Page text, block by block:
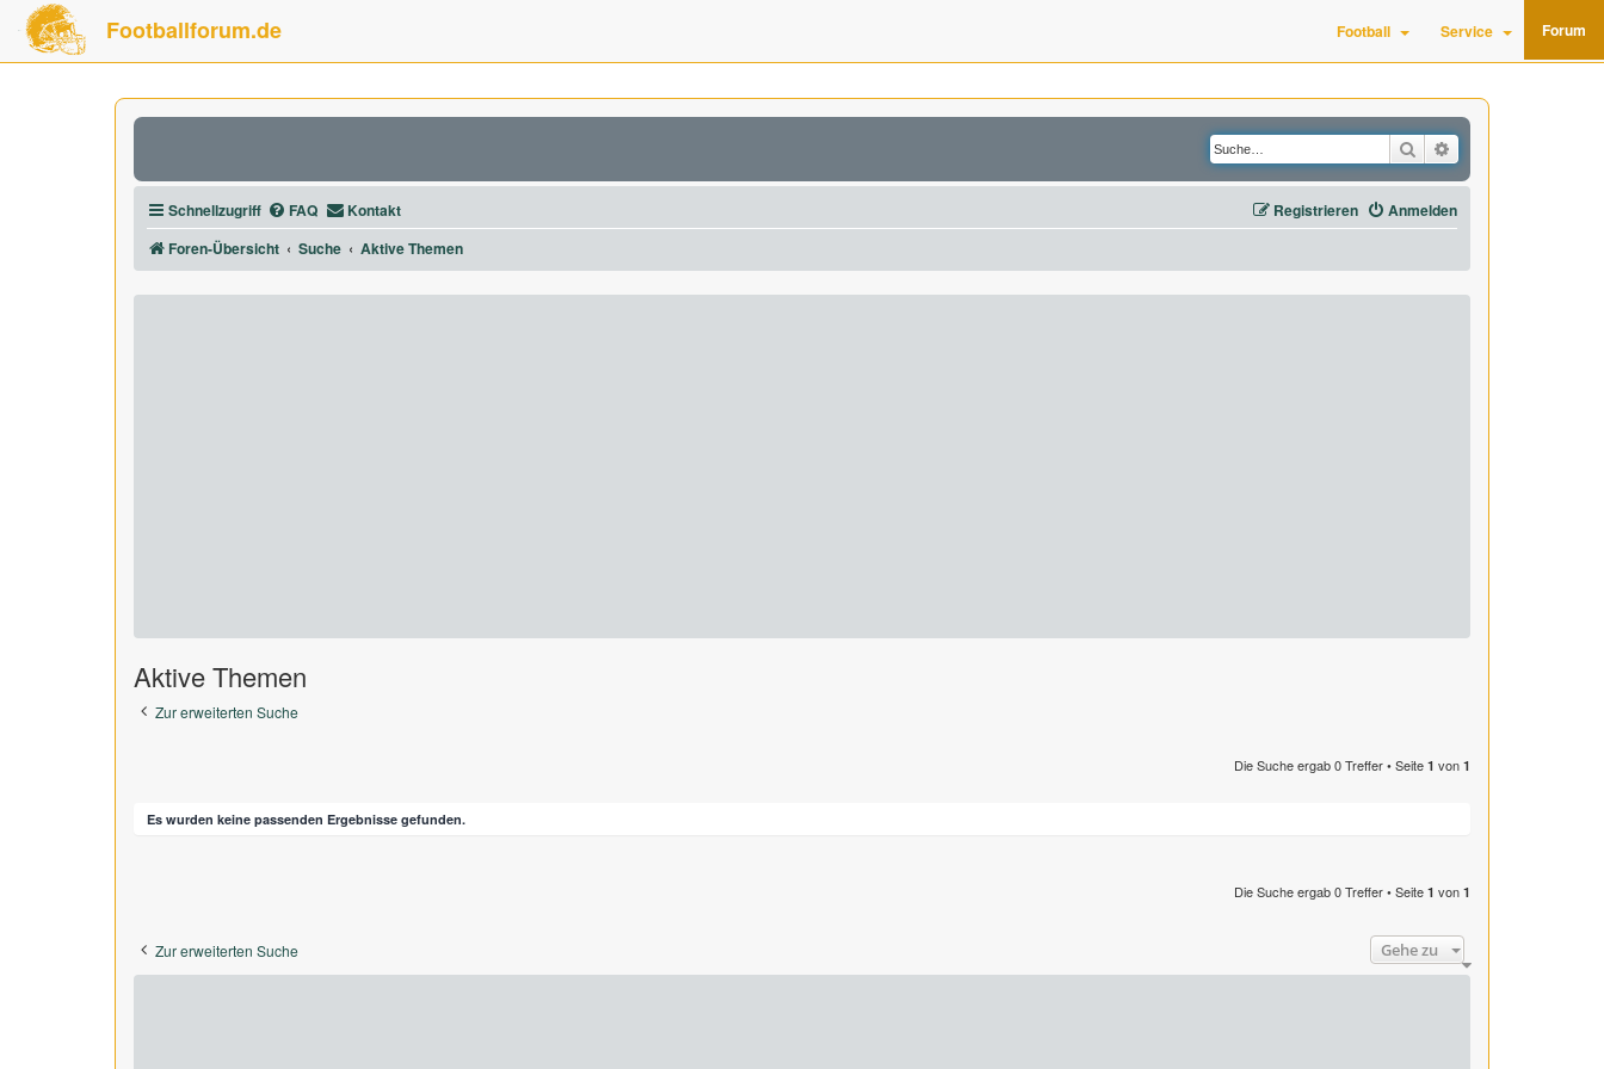
Footballforum.de Football Service Forum
Suche
Schnellzugriff FAQ Kontakt Anmelden
Registrieren
Foren-Übersicht
Suche Aktive Themen
Aktive Themen
Zur erweiterten Suche
Die Suche ergab 0 Treffer • Seite 1 von 1
Es wurden keine passenden Ergebnisse gefunden.
Die Suche ergab 0 Treffer • Seite 1 von 1
Zur erweiterten Suche Gehe zu